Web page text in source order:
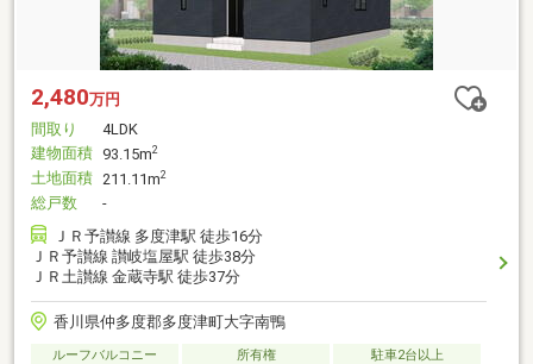
2,480万円
間取り
4LDK
建物面積 93.15m2
土地面積 211.11m2
総戸数
-
ＪＲ予讃線 多度津駅 徒歩16分
ＪＲ予讃線 讃岐塩屋駅 徒歩38分
ＪＲ土讃線 金蔵寺駅 徒歩37分
香川県仲多度郡多度津町大字南鴨
ルーフバルコニー 所有権
駐車2台以上